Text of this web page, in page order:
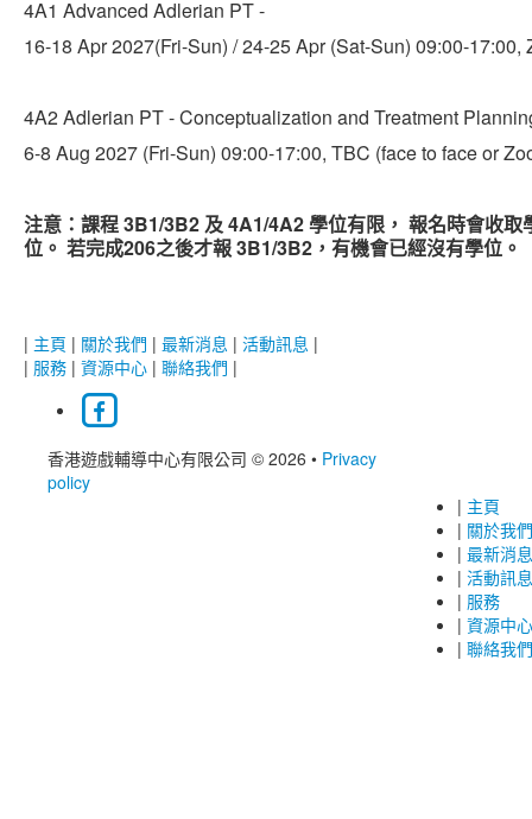
4A1 Advanced Adlerian PT -
16-18 Apr 2027(Fri-Sun) / 24-25 Apr (Sat-Sun) 09:00-17:00,
4A2 Adlerian PT - Conceptualization and Treatment
6-8 Aug 2027 (Fri-Sun) 09:00-17:00, TBC (face to face or
注意：課程 3B1/3B2 及 4A1/4A2 學位有限， 報名時會收取
位。 若完成206之後才報 3B1/3B2，有機會已經沒有學位。
| 主頁 | 關於我們 | 最新消息 | 活動訊息 |
| 服務 | 資源中心 | 聯絡我們 |
香港遊戲輔導中心有限公司 © 2026 • Privacy
policy
| 主頁
| 關於我們
| 最新消息
| 活動訊息
| 服務
| 資源中心
| 聯絡我們